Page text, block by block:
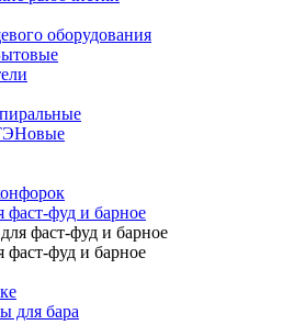
оборудования
фаст-фуд и барное
фаст-фуд и барное
фаст-фуд и барное
для бара